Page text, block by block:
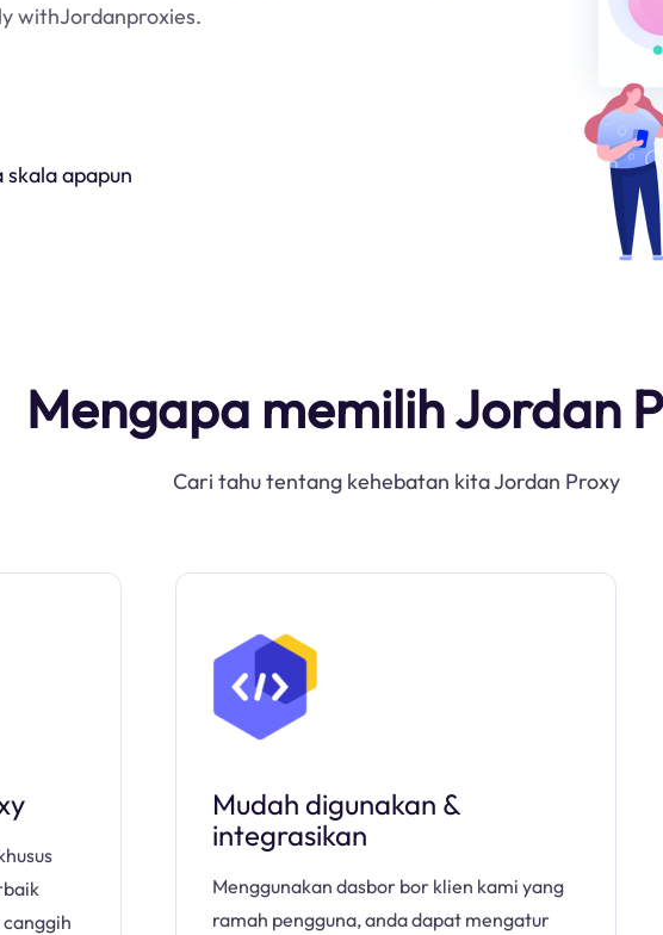
withJordanproxies.
skala apapun
Mengapa memilih Jordan
Cari tahu tentang kehebatan kita Jordan Proxy
Mudah digunakan &
integrasikan
Menggunakan dasbor bor klien kami yang
ramah pengguna, anda dapat mengatur